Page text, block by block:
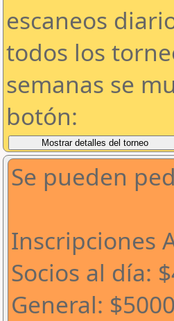
escaneos
todos los
semanas se
botón:
Se pueden
Inscripciones
Socios al día:
General: $5000